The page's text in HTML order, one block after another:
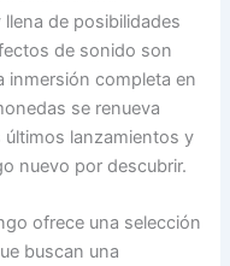
de posibilidades
de sonido son
inmersión completa en
se renueva
lanzamientos y
nuevo por descubrir.
ofrece una selección
buscan una